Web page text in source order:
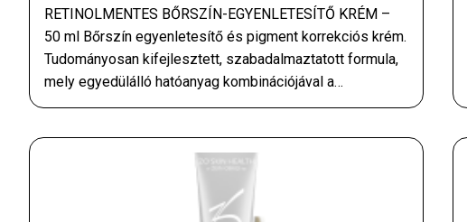
RETINOLMENTES BŐRSZÍN-EGYENLETESÍTŐ KRÉM –
50 ml Bőrszín egyenletesítő és pigment korrekciós krém.
Tudományosan kifejlesztett, szabadalmaztatott formula,
mely egyedülálló hatóanyag kombinációjával a…